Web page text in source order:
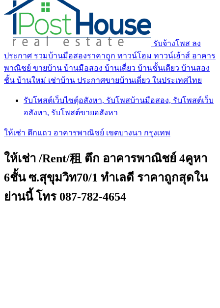
รับจ้างโพส ลง
ประกาศ รวมบ้านมือสองราคาถูก ทาวน์โฮม ทาวน์เฮ้าส์ อาคาร
พาณิชย์ ขายบ้าน บ้านมือสอง บ้านเดี่ยว บ้านชั้นเดียว บ้านสอง
ชั้น บ้านใหม่ เช่าบ้าน ประกาศขายบ้านเดี่ยว ในประเทศไทย
รับโพสต์เว็บไซตฺ์อสังหา, รับโพสบ้านมือสอง, รับโพสต์เว็บ
อสังหา, รับโพสต์ขายอสังหา
ให้เช่า ตึกแถว อาคารพาณิชย์ เขตบางนา กรุงเทพ
ให้เช่า /Rent/租 ตึก อาคารพาณิชย์ 4คูหา
6ชั้น ซ.สุขุมวิท70/1 ทำเลดี ราคาถูกสุดใน
ย่านนี้ โทร 087-782-4654